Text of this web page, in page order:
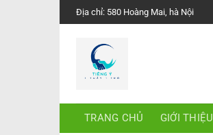
Chuyển
đến
Địa chỉ: 580 Hoàng Mai, hà Nội
TRANG CHỦ GIỚI THIỆU